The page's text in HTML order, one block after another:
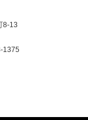
8-13
1375